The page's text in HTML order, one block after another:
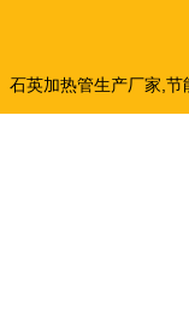
石英加热管生产厂家,